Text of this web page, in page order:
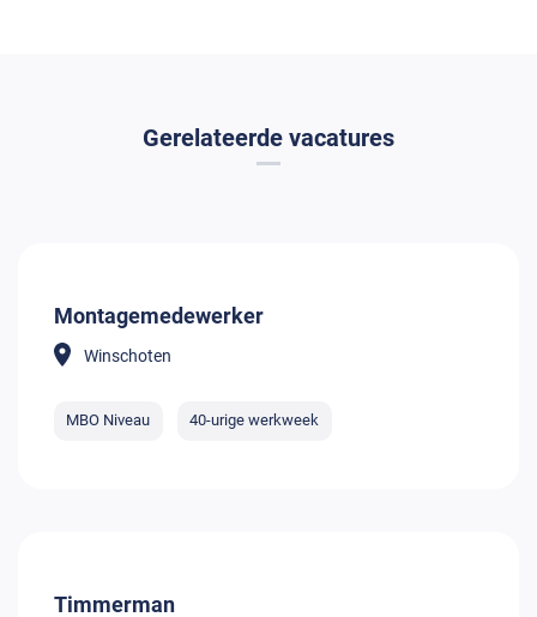
Gerelateerde vacatures
Montagemedewerker
Winschoten
MBO Niveau 40-urige werkweek
Timmerman